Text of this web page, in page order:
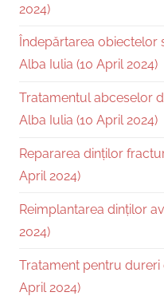
2024)
Îndepărtarea obiectelor
Alba Iulia (10 April 2024)
Tratamentul abceselor
Alba Iulia (10 April 2024)
Repararea dinților
April 2024)
Reimplantarea dinților
2024)
Tratament pentru dureri
April 2024)